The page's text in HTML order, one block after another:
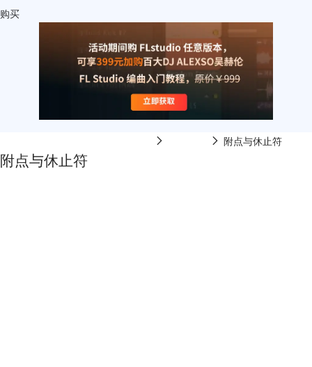
购买
附点与休止符
附点与休止符